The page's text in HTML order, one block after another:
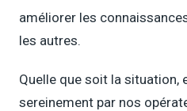
améliorer les
les autres.
Quelle que soit la situation,
sereinement par nos